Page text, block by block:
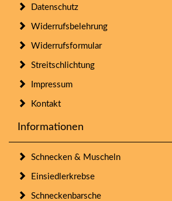
Datenschutz
Widerrufsbelehrung
Widerrufsformular
Streitschlichtung
Impressum
Kontakt
Informationen
Schnecken & Muscheln
Einsiedlerkrebse
Schneckenbarsche